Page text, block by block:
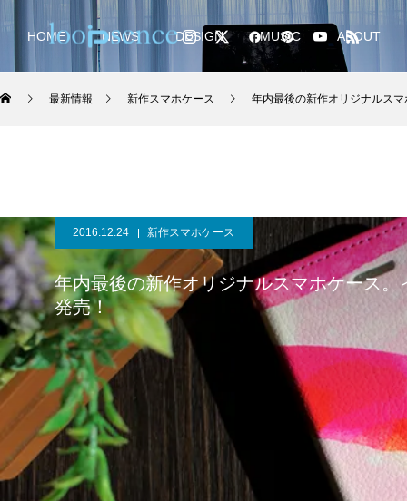
HOME NEWS DESIGN MUSIC ABOUT
最新情報 新作スマホケース 年内最後の新作オリジナルス
2016.12.24 新作スマホケース
年内最後の新作オリジナルスマホケース
発売！